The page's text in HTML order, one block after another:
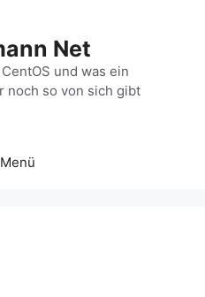
Net
und was ein
noch so von sich gibt
Menü